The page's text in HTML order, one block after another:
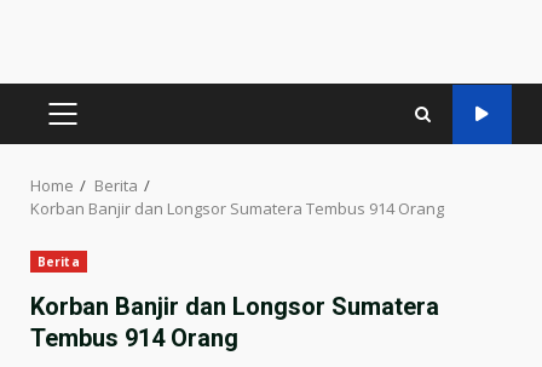
PRIMARY
Home
Berita
Korban Banjir dan Longsor Sumatera Tembus 914 Orang
Berita
Korban Banjir dan Longsor Sumatera
Tembus 914 Orang